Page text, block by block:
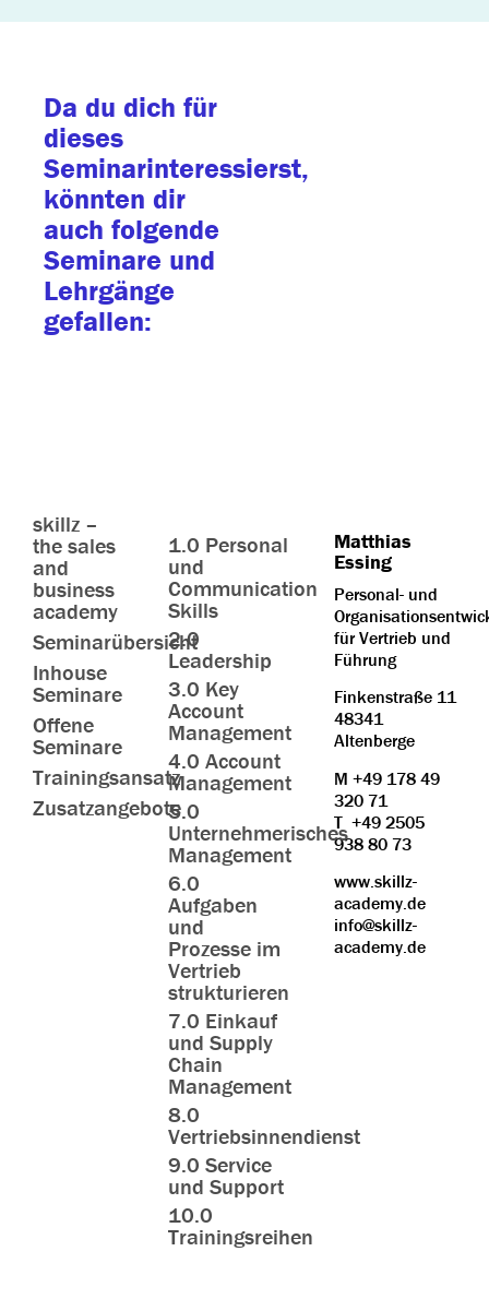
Da du dich für
dieses
Seminarinteressierst,
könnten dir
auch folgende
Seminare und
Lehrgänge
gefallen:
skillz –
the sales
and
business
academy
Seminarübersicht
Inhouse
Seminare
Offene
Seminare
Trainingsansatz
Zusatzangebote
1.0 Personal
und
Communication
Skills
2.0
Leadership
3.0 Key
Account
Management
4.0 Account
Management
5.0
Unternehmerisches
Management
6.0
Aufgaben
und
Prozesse im
Vertrieb
strukturieren
7.0 Einkauf
und Supply
Chain
Management
8.0
Vertriebsinnendienst
9.0 Service
und Support
10.0
Trainingsreihen
Matthias
Essing
Personal- und
für Vertrieb und
Führung
Finkenstraße 11
48341
Altenberge
M +49 178 49
320 71
T +49 2505
938 80 73
www.skillz-
academy.de
info@skillz-
academy.de